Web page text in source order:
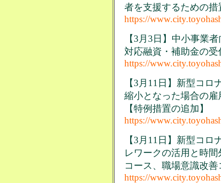
者を支援するための措
https://
【3月3日】中小事業
対応融資・補助金の
https://
【3月11日】新型コ
縮小となった場合の
【特例措置の追加】
https://
【3月11日】新型コ
レワークの活用と時
コース、職場意識改
https://